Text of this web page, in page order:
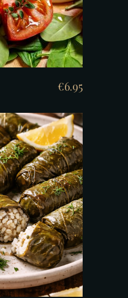
€6.95